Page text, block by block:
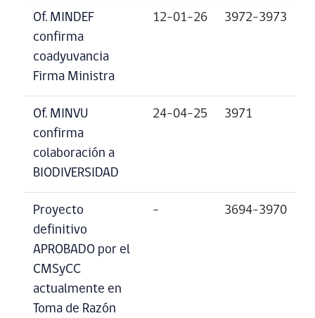
Of. MINDEF
confirma
coadyuvancia
Firma Ministra
12-01-26 3972-3973
Of. MINVU
confirma
colaboración a
BIODIVERSIDAD
24-04-25 3971
Proyecto
definitivo
APROBADO por el
CMSyCC
actualmente en
Toma de Razón
– 3694-3970